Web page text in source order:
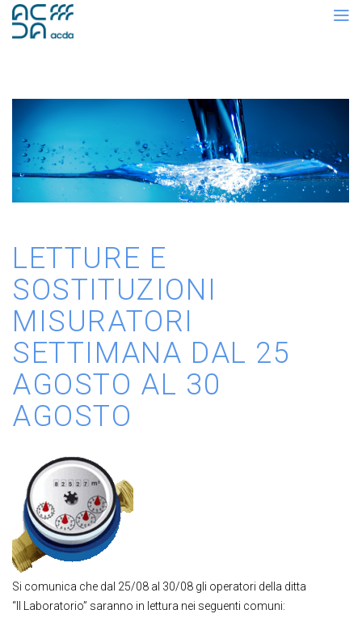
LETTURE E
SOSTITUZIONI
MISURATORI
SETTIMANA DAL 25
AGOSTO AL 30
AGOSTO
Si comunica che dal 25/08 al 30/08 gli operatori della ditta
“Il Laboratorio” saranno in lettura nei seguenti comuni: